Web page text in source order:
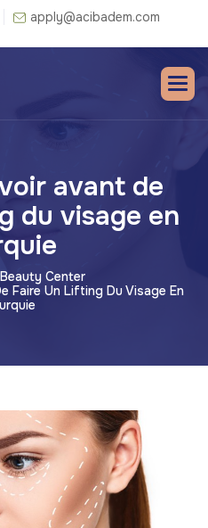
apply@acibadem.com
avant de
du visage en
Center
Faire Un Lifting Du Visage En